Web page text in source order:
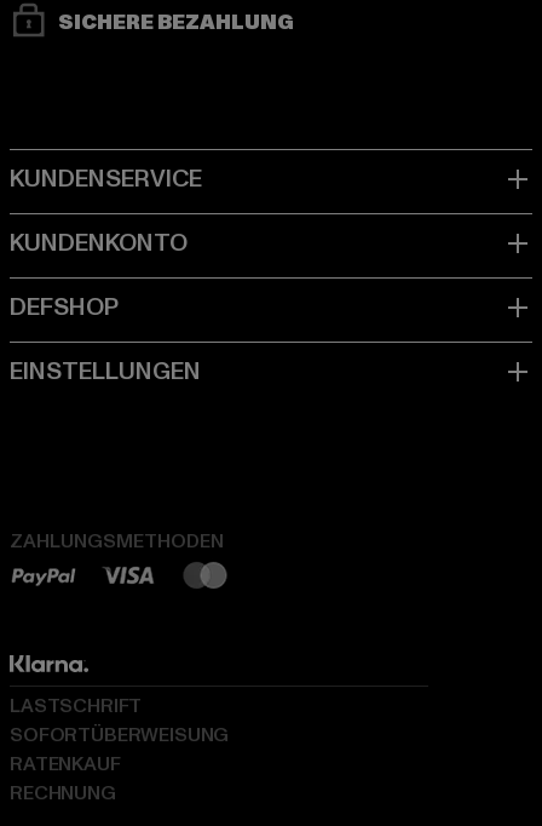
SICHERE BEZAHLUNG
ZAHLUNGSMETHODEN
LASTSCHRIFT
SOFORTÜBERWEISUNG
RATENKAUF
RECHNUNG